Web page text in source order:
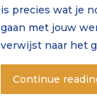
is precies wat je
gaan met jouw
verwijst naar het
Continue